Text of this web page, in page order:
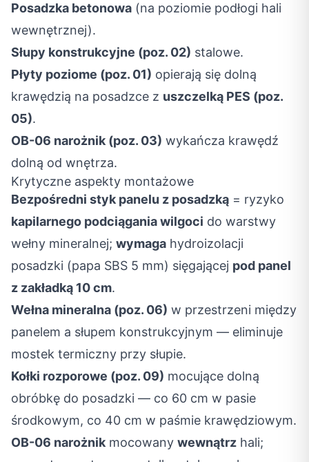
Posadzka betonowa (na poziomie podłogi hali
wewnętrznej).
Słupy konstrukcyjne (poz. 02) stalowe.
Płyty poziome (poz. 01) opierają się dolną
krawędzią na posadzce z uszczelką PES (poz.
05).
OB-06 narożnik (poz. 03) wykańcza krawędź
dolną od wnętrza.
Krytyczne aspekty montażowe
Bezpośredni styk panelu z posadzką = ryzyko
kapilarnego podciągania wilgoci do warstwy
wełny mineralnej; wymaga hydroizolacji
posadzki (papa SBS 5 mm) sięgającej pod panel
z zakładką 10 cm.
Wełna mineralna (poz. 06) w przestrzeni między
panelem a słupem konstrukcyjnym — eliminuje
mostek termiczny przy słupie.
Kołki rozporowe (poz. 09) mocujące dolną
obróbkę do posadzki — co 60 cm w pasie
środkowym, co 40 cm w paśmie krawędziowym.
OB-06 narożnik mocowany wewnątrz hali;